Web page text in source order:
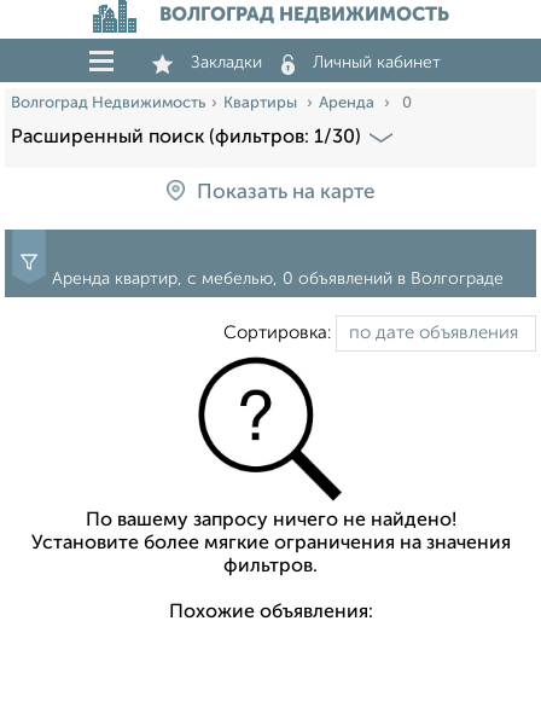
ВОЛГОГРАД НЕДВИЖИМОСТЬ
Закладки Личный кабинет
Волгоград Недвижимость Квартиры Аренда 0
Расширенный поиск (фильтров: 1/30)
Показать на карте
Аренда квартир, с мебелью, 0 объявлений в Волгограде
Сортировка:
По вашему запросу ничего не найдено!
Установите более мягкие ограничения на значения
фильтров.
Похожие объявления: